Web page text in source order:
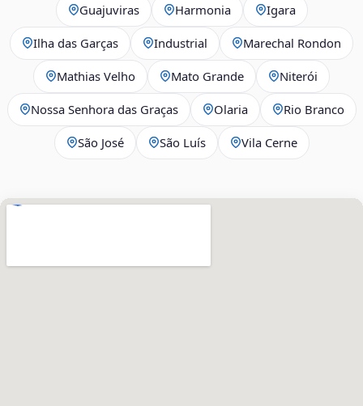
Guajuviras Harmonia Igara
Ilha das Garças Industrial Marechal Rondon
Mathias Velho Mato Grande Niterói
Nossa Senhora das Graças Olaria Rio Branco
São José São Luís Vila Cerne